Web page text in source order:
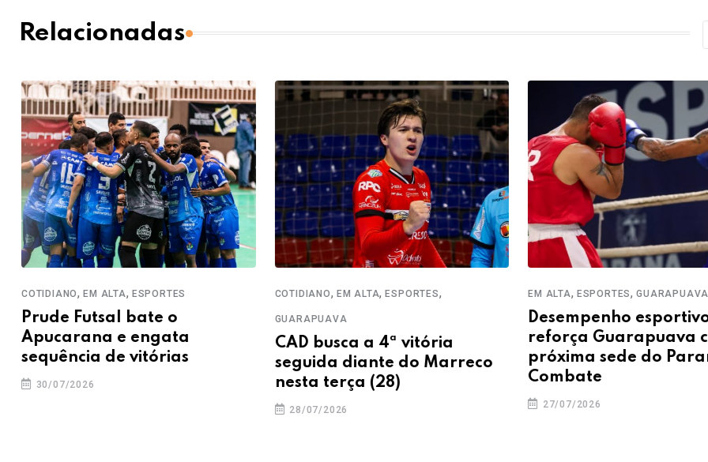
Relacionadas
COTIDIANO, EM ALTA, ESPORTES
Prude Futsal bate o
Apucarana e engata
sequência de vitórias
30/07/2026
COTIDIANO, EM ALTA, ESPORTES,
GUARAPUAVA
CAD busca a 4ª vitória
seguida diante do Marreco
nesta terça (28)
28/07/2026
EM ALTA, ESPORTES, GUARAPUAVA
Desempenho esportivo
reforça Guarapuava
próxima sede do
Combate
27/07/2026